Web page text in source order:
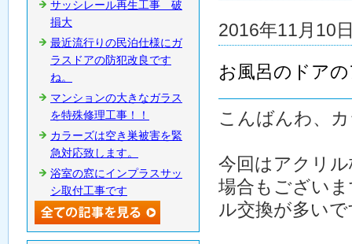
2016年11月10
お風呂のドア
こんばんわ、
今回はアクリ
場合もござい
ル交換が多い
サッシレール再生工事 破
損大
最近流行りの民泊仕様にガ
ラスドアの防犯改良です
ね。
マンションの大きなガラス
を特殊修理工事！！
カラーズは空き巣被害を緊
急対応致します。
浴室の窓にインプラスサッ
シ取付工事です